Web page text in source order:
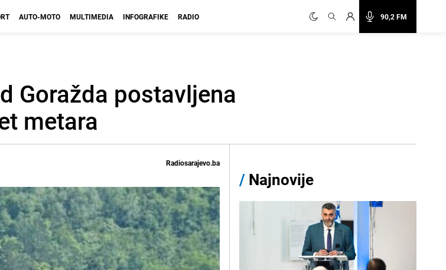
90,2 FM
AUTO-MOTO MULTIMEDIA INFOGRAFIKE RADIO
Goražda postavljena
metara
Radiosarajevo.ba
/ Najnovije